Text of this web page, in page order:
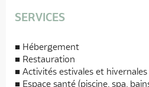
SERVICES
Hébergement
Restauration
Activités estivales et hivernales
Espace santé (piscine, spa,